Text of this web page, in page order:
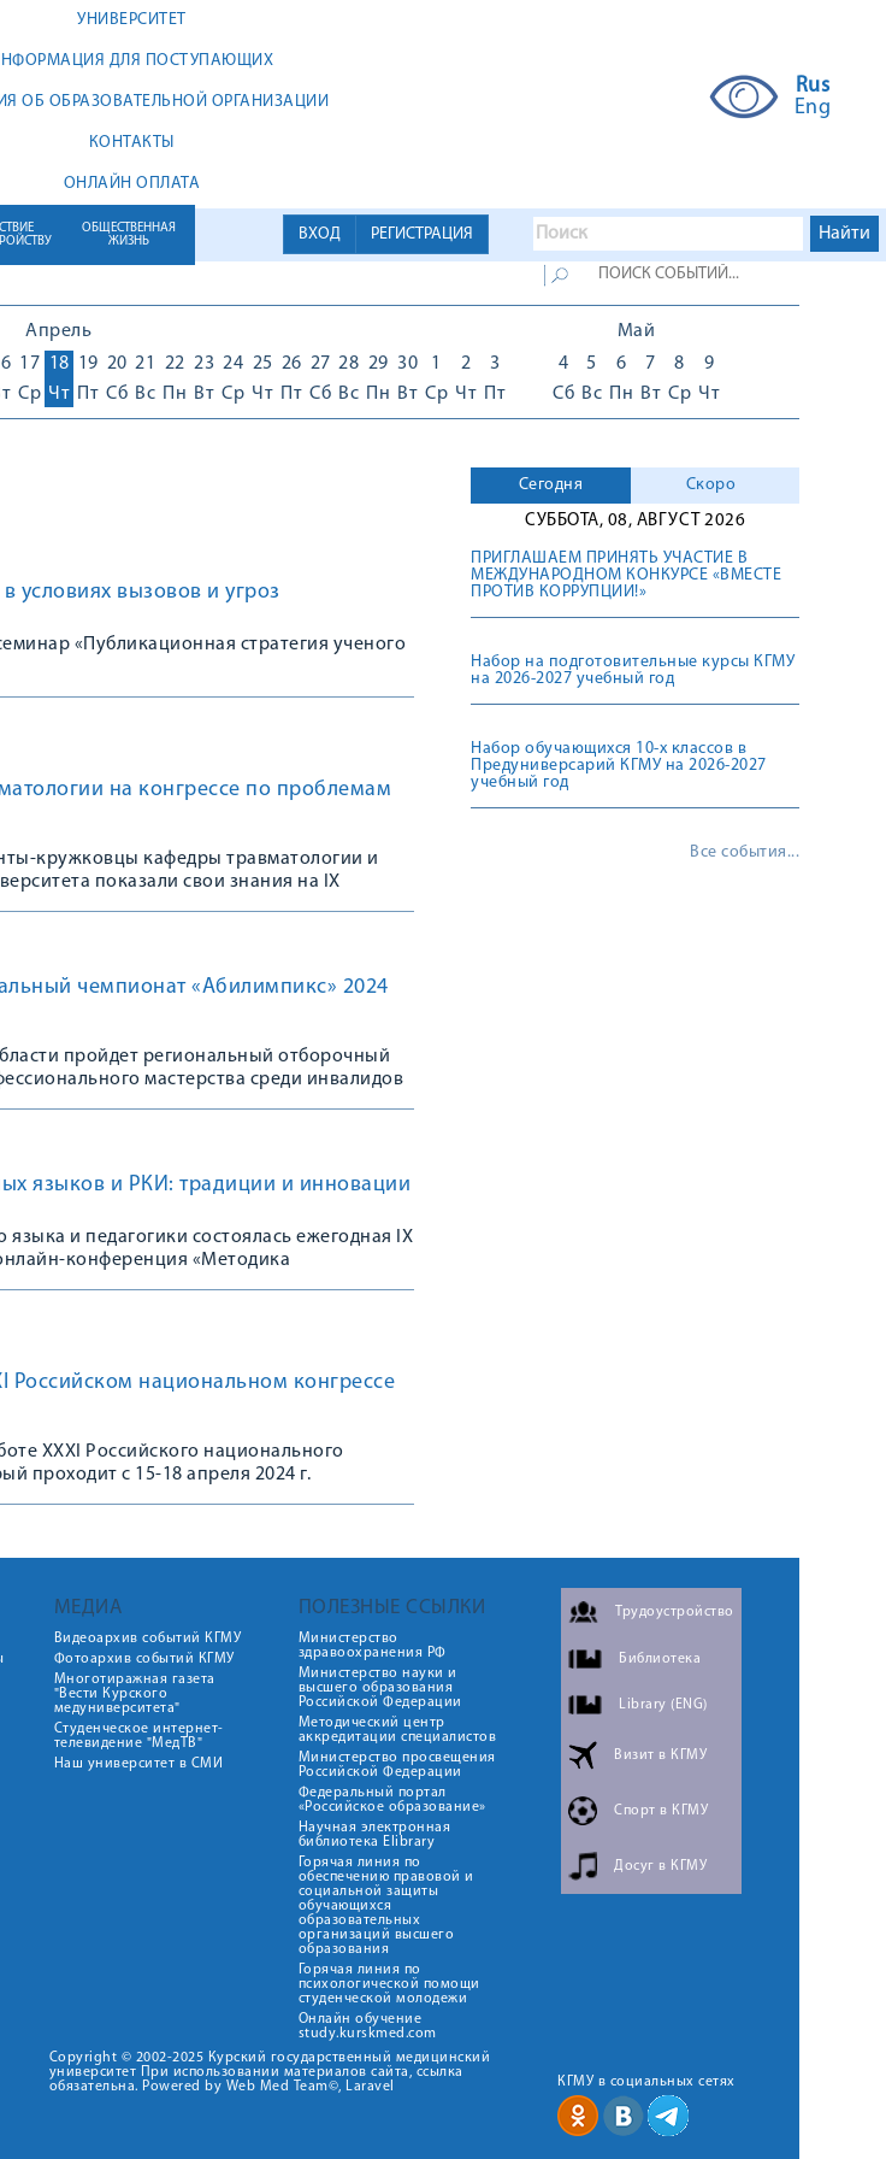
УНИВЕРСИТЕТ
ДЛЯ ПОСТУПАЮЩИХ
ОБ ОБРАЗОВАТЕЛЬНОЙ ОРГАНИЗАЦИИ
КОНТАКТЫ
ОНЛАЙН ОПЛАТА
Rus
Eng
ВХОД РЕГИСТРАЦИЯ
ОБЩЕСТВЕННАЯ
ЖИЗНЬ
Апрель
17
Ср
18
Чт
19
Пт
20
Сб
21
Вс
22
Пн
23
Вт
24
Ср
25
Чт
26
Пт
27
Сб
28
Вс
29
Пн
30
Вт
1
Ср
2
Чт
3
Пт
Май
4
Сб
5
Вс
6
Пн
7
Вт
8
Ср
9
Чт
условиях вызовов и угроз
«Публикационная стратегия ученого
на конгрессе по проблемам
кружковцы кафедры травматологии и
показали свои знания на IX
чемпионат «Абилимпикс» 2024
пройдет региональный отборочный
мастерства среди инвалидов
языков и РКИ: традиции и инновации
языка и педагогики состоялась ежегодная IX
конференция «Методика
Российском национальном конгрессе
XXXI Российского национального
проходит с 15-18 апреля 2024 г.
Сегодня
Скоро
СУББОТА, 08, АВГУСТ 2026
ПРИГЛАШАЕМ ПРИНЯТЬ УЧАСТИЕ В
МЕЖДУНАРОДНОМ КОНКУРСЕ «ВМЕСТЕ
ПРОТИВ КОРРУПЦИИ!»
Набор на подготовительные курсы КГМУ
на 2026-2027 учебный год
Набор обучающихся 10-х классов в
Предуниверсарий КГМУ на 2026-2027
учебный год
Все события...
МЕДИА
Видеоархив событий КГМУ
Фотоархив событий КГМУ
Многотиражная газета
"Вести Курского
медуниверситета"
Студенческое интернет-
телевидение "МедТВ"
Наш университет в СМИ
ПОЛЕЗНЫЕ ССЫЛКИ
Министерство
здравоохранения РФ
Министерство науки и
высшего образования
Российской Федерации
Методический центр
аккредитации специалистов
Министерство просвещения
Российской Федерации
Федеральный портал
«Российское образование»
Научная электронная
библиотека Elibrary
Горячая линия по
обеспечению правовой и
социальной защиты
обучающихся
образовательных
организаций высшего
образования
Горячая линия по
психологической помощи
студенческой молодежи
Онлайн обучение
study.kurskmed.com
Трудоустройство
Библиотека
Library (ENG)
Визит в КГМУ
Спорт в КГМУ
Досуг в КГМУ
Copyright © 2002-2025 Курский государственный медицинский
университет При использовании материалов сайта, ссылка
обязательна. Powered by Web Med Team©, Laravel
КГМУ в социальных сетях